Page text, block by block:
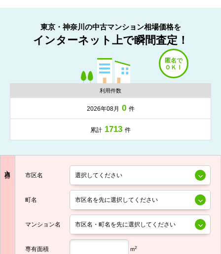
東京・神奈川の中古マンション相場価格を
インターネット上で瞬間査定！
利用件数
2026年08月 0 件
累計 1713 件
市区名
町名
マンション名
専有面積 m2